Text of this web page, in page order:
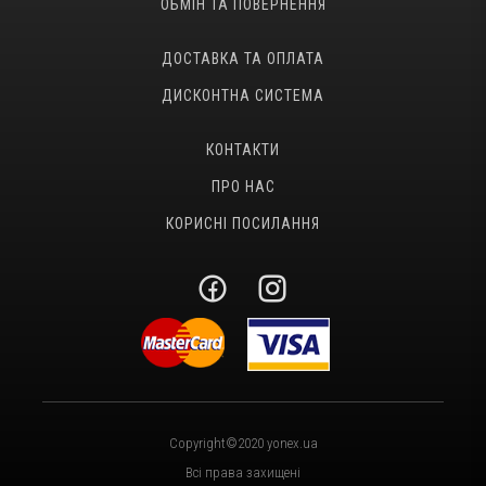
ОБМІН ТА ПОВЕРНЕННЯ
ДОСТАВКА ТА ОПЛАТА
ДИСКОНТНА СИСТЕМА
КОНТАКТИ
ПРО НАС
КОРИСНІ ПОСИЛАННЯ
Copyright©2020 yonex.ua
Всі права захищені